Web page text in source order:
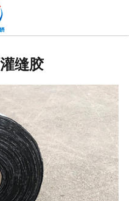
首页
子道路密封胶
面贴
裂贴
缝胶